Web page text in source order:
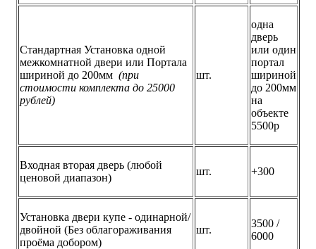
Стандартная Установка одной
межкомнатной двери или Портала
шириной до 200мм (при
стоимости комплекта до 25000
рублей)
шт.
одна
дверь
или один
портал
шириной
до 200мм
на
объекте
5500р
Входная вторая дверь (любой
ценовой диапазон)
шт. +300
Установка двери купе - одинарной/
двойной (Без облагораживания
проёма добором)
шт.
3500 /
6000